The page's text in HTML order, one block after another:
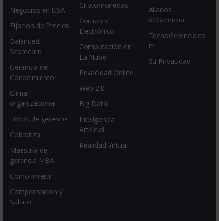
Negocios en USA
Fijación de Precios
Balanced
Scorecard
Gerencia del
Conocimiento
Clima
organizacional
Libros de gerencia
Cobranza
Maestría de
gerencia MBA
Como invertir
Compensacion y
Salario
Criptomonedas
Comercio
Electrónico
Computación en
La Nube
Privacidad Online
Web 2.0
Big Data
Inteligencia
Artificial
Realidad Virtual
Aliados
deGerencia
TecnoGerencia.co
m
Su Privacidad